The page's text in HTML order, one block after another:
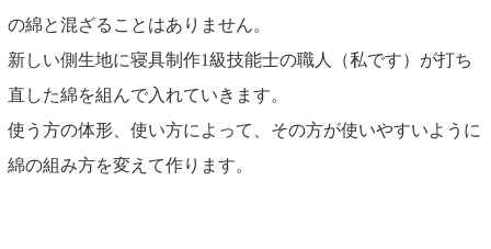
の綿と混ざることはありません。
新しい側生地に寝具制作1級技能士の職人（私です）が打ち
直した綿を組んで入れていきます。
使う方の体形、使い方によって、その方が使いやすいように
綿の組み方を変えて作ります。